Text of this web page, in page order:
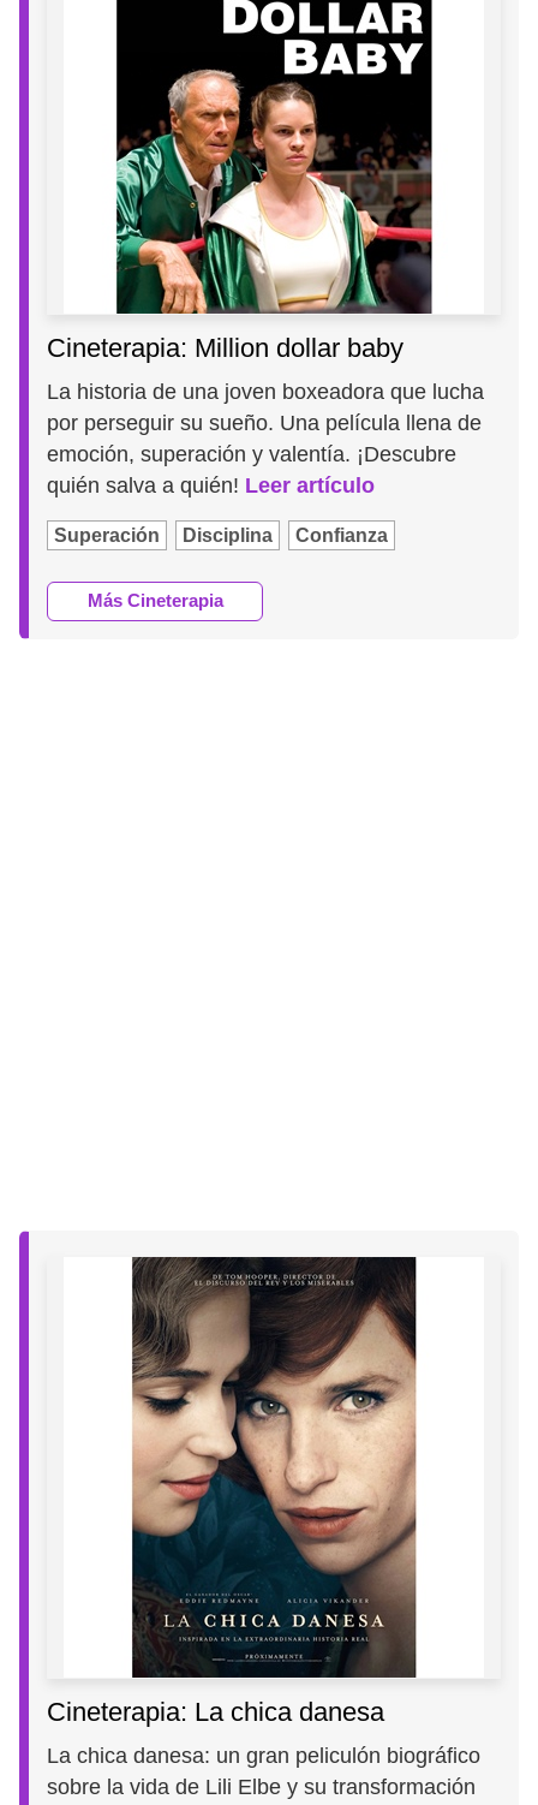
Cineterapia: Million dollar baby
La historia de una joven boxeadora que lucha
por perseguir su sueño. Una película llena de
emoción, superación y valentía. ¡Descubre
quién salva a quién! Leer artículo
Superación Disciplina Confianza
Más Cineterapia
Cineterapia: La chica danesa
La chica danesa: un gran peliculón biográfico
sobre la vida de Lili Elbe y su transformación